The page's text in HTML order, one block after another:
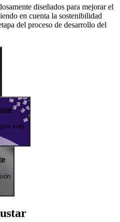
diseñados para mejorar el
en cuenta la sostenibilidad
del proceso de desarrollo del
vida.